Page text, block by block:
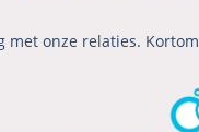
met onze relaties. Kortom